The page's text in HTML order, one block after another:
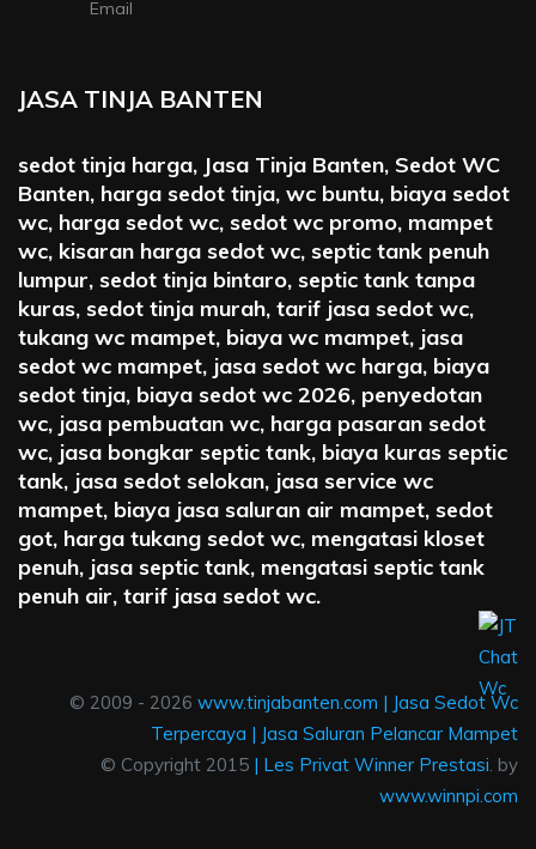
Email
JASA TINJA BANTEN
sedot tinja harga, Jasa Tinja Banten, Sedot WC
Banten, harga sedot tinja, wc buntu, biaya sedot
wc, harga sedot wc, sedot wc promo, mampet
wc, kisaran harga sedot wc, septic tank penuh
lumpur, sedot tinja bintaro, septic tank tanpa
kuras, sedot tinja murah, tarif jasa sedot wc,
tukang wc mampet, biaya wc mampet, jasa
sedot wc mampet, jasa sedot wc harga, biaya
sedot tinja, biaya sedot wc 2026, penyedotan
wc, jasa pembuatan wc, harga pasaran sedot
wc, jasa bongkar septic tank, biaya kuras septic
tank, jasa sedot selokan, jasa service wc
mampet, biaya jasa saluran air mampet, sedot
got, harga tukang sedot wc, mengatasi kloset
penuh, jasa septic tank, mengatasi septic tank
penuh air, tarif jasa sedot wc.
© 2009 - 2026 www.tinjabanten.com | Jasa Sedot Wc
Terpercaya | Jasa Saluran Pelancar Mampet
© Copyright 2015 | Les Privat Winner Prestasi. by
www.winnpi.com